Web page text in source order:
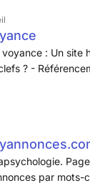
voyance : Un site
? -
par mots-